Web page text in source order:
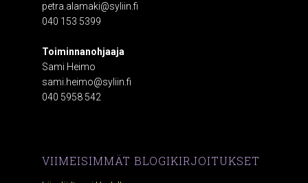
petra.alamaki@syliin.fi
040 153 5399
Toiminnanohjaaja
Sami Heimo
sami.heimo@syliin.fi
040 5958 542
VIIMEISIMMÄT BLOGIKIRJOITUKSET